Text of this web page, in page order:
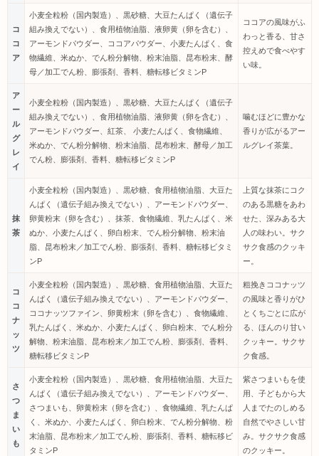
コ
コ
ア
小麦全粒粉（国内製造）、黒砂糖、大豆たんぱく（遺伝子
組み換えでない）、食用植物油脂、液卵黄（卵を含む）、
アーモンドパウダー、ココアパウダー、小麦たんぱく、食
物繊維、米ぬか、でん粉分解物、粉末油脂、昆布粉末、酵
母／加工でん粉、膨張剤、香料、糖転移ビタミンP
ココアの風味がふ
わっと香る、甘さ
控えめで食べやす
い味。
ア
ー
ル
グ
レ
イ
小麦全粒粉（国内製造）、黒砂糖、大豆たんぱく（遺伝子
組み換えでない）、食用植物油脂、液卵黄（卵を含む）、
アーモンドパウダー、紅茶、 小麦たんぱく、食物繊維、
米ぬか、でん粉分解物、粉末油脂、昆布粉末、酵母／加工
でん粉、膨張剤、香料、糖転移ビタミンP
噛むほどに豊かな
香りが広がるアー
ルグレイ茶葉。
抹
茶
小麦全粒粉（国内製造）、黒砂糖、食用植物油脂、大豆た
んぱく（遺伝子組み換えでない）、アーモンドパウダー、
卵黄粉末（卵を含む）、抹茶、食物繊維、乳たんぱく、米
ぬか、小麦たんぱく、卵白粉末、でん粉分解物、粉末油
脂、昆布粉末／加工でん粉、膨張剤、香料、糖転移ビタミ
ンP
上質な抹茶にコク
のある黒糖をあわ
せた、深みある大
人の味わい。サク
サク食感のクッキ
ー。
コ
コ
ナ
ッ
ツ
小麦全粒粉（国内製造）、黒砂糖、食用植物油脂、大豆た
んぱく（遺伝子組み換えでない）、アーモンドパウダー、
ココナッツファイン、卵黄粉末（卵を含む）、食物繊維、
乳たんぱく、米ぬか、小麦たんぱく、卵白粉末、でん粉分
解物、粉末油脂、昆布粉末／加工でん粉、膨張剤、香料、
糖転移ビタミンP
粗挽きココナッツ
の風味と香りがひ
とくちごとに広が
る、ほんのり甘い
クッキー。サクサ
ク食感。
さ
つ
ま
い
も
小麦全粒粉（国内製造）、黒砂糖、食用植物油脂、大豆た
んぱく（遺伝子組み換えでない）、アーモンドパウダー、
さつまいも、卵黄粉末（卵を含む）、食物繊維、乳たんぱ
く、米ぬか、小麦たんぱく、卵白粉末、でん粉分解物、粉
末油脂、昆布粉末／加工でん粉、膨張剤、香料、糖転移ビ
タミンP
紫さつまいもを使
用、子どもから大
人までたのしめる
自然でやさしい甘
み。サクサク食感
のクッキー。